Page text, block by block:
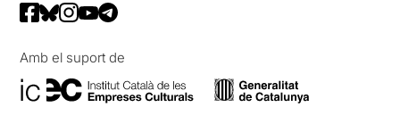
Amb el suport de